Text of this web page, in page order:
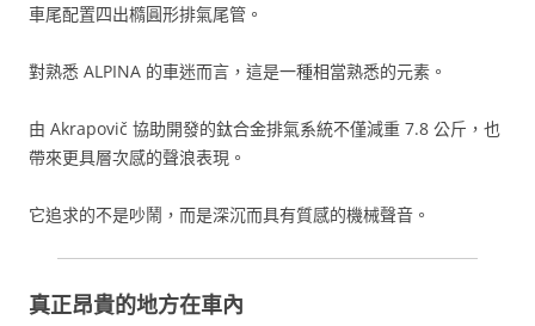
車尾配置四出橢圓形排氣尾管。
對熟悉 ALPINA 的車迷而言，這是一種相當熟悉的元素。
由 Akrapovič 協助開發的鈦合金排氣系統不僅減重 7.8 公斤，也
帶來更具層次感的聲浪表現。
它追求的不是吵鬧，而是深沉而具有質感的機械聲音。
真正昂貴的地方在車內